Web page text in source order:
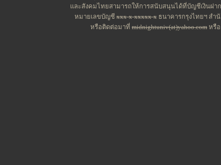
และสังคมไทยสามารถให้การสนับสนุนได้ที่บัญชีเงินฝา
หมายเลขบัญชีxxx-x-xxxxx-xธนาคารกรุงไทยฯ สำนั
หรือติดต่อมาที่ midnightuniv(at)yahoo.com หรื